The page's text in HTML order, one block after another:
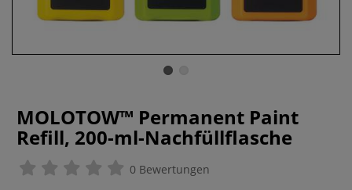
MOLOTOW™ Permanent Paint
Refill, 200-ml-Nachfüllflasche
0 Bewertungen